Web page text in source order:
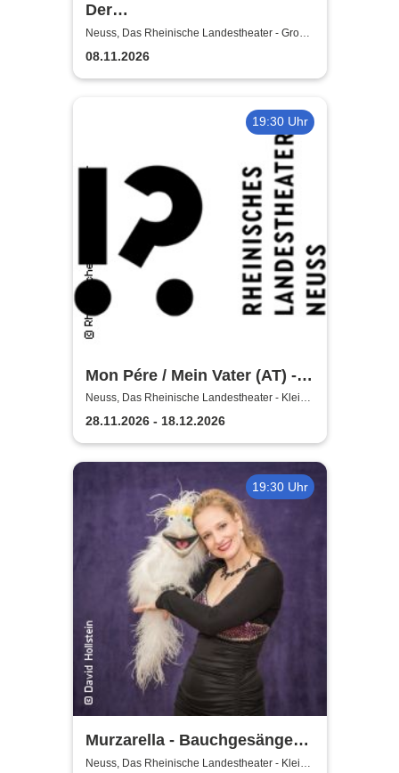
Der
satanarchäolügenialkohöllische
Wunschpunsch - Rheinisches
Landestheater Neuss
Neuss, Das Rheinische Landestheater - Große
Bühne
08.11.2026
19:30 Uhr
Mon Pére / Mein Vater (AT) -
Rheinisches Landestheater
Neuss
Neuss, Das Rheinische Landestheater - Kleine
Bühne
28.11.2026 - 18.12.2026
19:30 Uhr
Murzarella - Bauchgesänge
und andere Ungereimtheiten
Neuss, Das Rheinische Landestheater - Kleine